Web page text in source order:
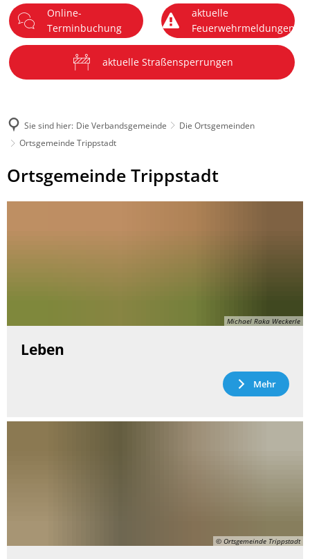
Menü
Online-
Terminbuchung
aktuelle
Feuerwehrmeldungen
aktuelle Straßensperrungen
Sie sind hier: Die Verbandsgemeinde
Die Ortsgemeinden
Ortsgemeinde Trippstadt
Ortsgemeinde
Trippstadt
Ortsgemeinde Trippstadt
Michael Raka Weckerle
Leben
Mehr
© Ortsgemeinde Trippstadt